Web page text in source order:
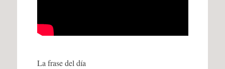
La frase del día